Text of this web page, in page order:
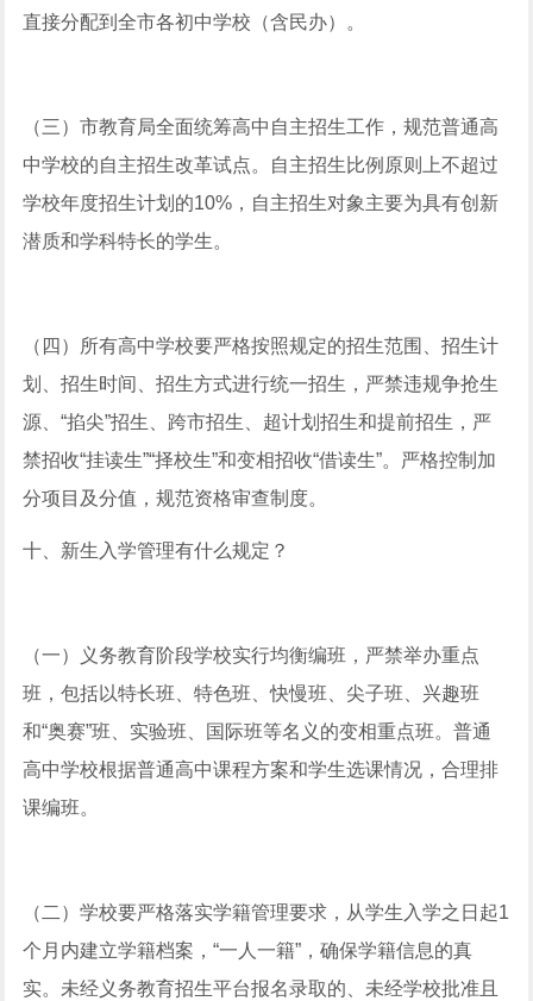
直接分配到全市各初中学校（含民办）。
（三）市教育局全面统筹高中自主招生工作，规范普通高
中学校的自主招生改革试点。自主招生比例原则上不超过
学校年度招生计划的10%，自主招生对象主要为具有创新
潜质和学科特长的学生。
（四）所有高中学校要严格按照规定的招生范围、招生计
划、招生时间、招生方式进行统一招生，严禁违规争抢生
源、“掐尖”招生、跨市招生、超计划招生和提前招生，严
禁招收“挂读生”“择校生”和变相招收“借读生”。严格控制加
分项目及分值，规范资格审查制度。
十、新生入学管理有什么规定？
（一）义务教育阶段学校实行均衡编班，严禁举办重点
班，包括以特长班、特色班、快慢班、尖子班、兴趣班
和“奥赛”班、实验班、国际班等名义的变相重点班。普通
高中学校根据普通高中课程方案和学生选课情况，合理排
课编班。
（二）学校要严格落实学籍管理要求，从学生入学之日起1
个月内建立学籍档案，“一人一籍”，确保学籍信息的真
实。未经义务教育招生平台报名录取的、未经学校批准且